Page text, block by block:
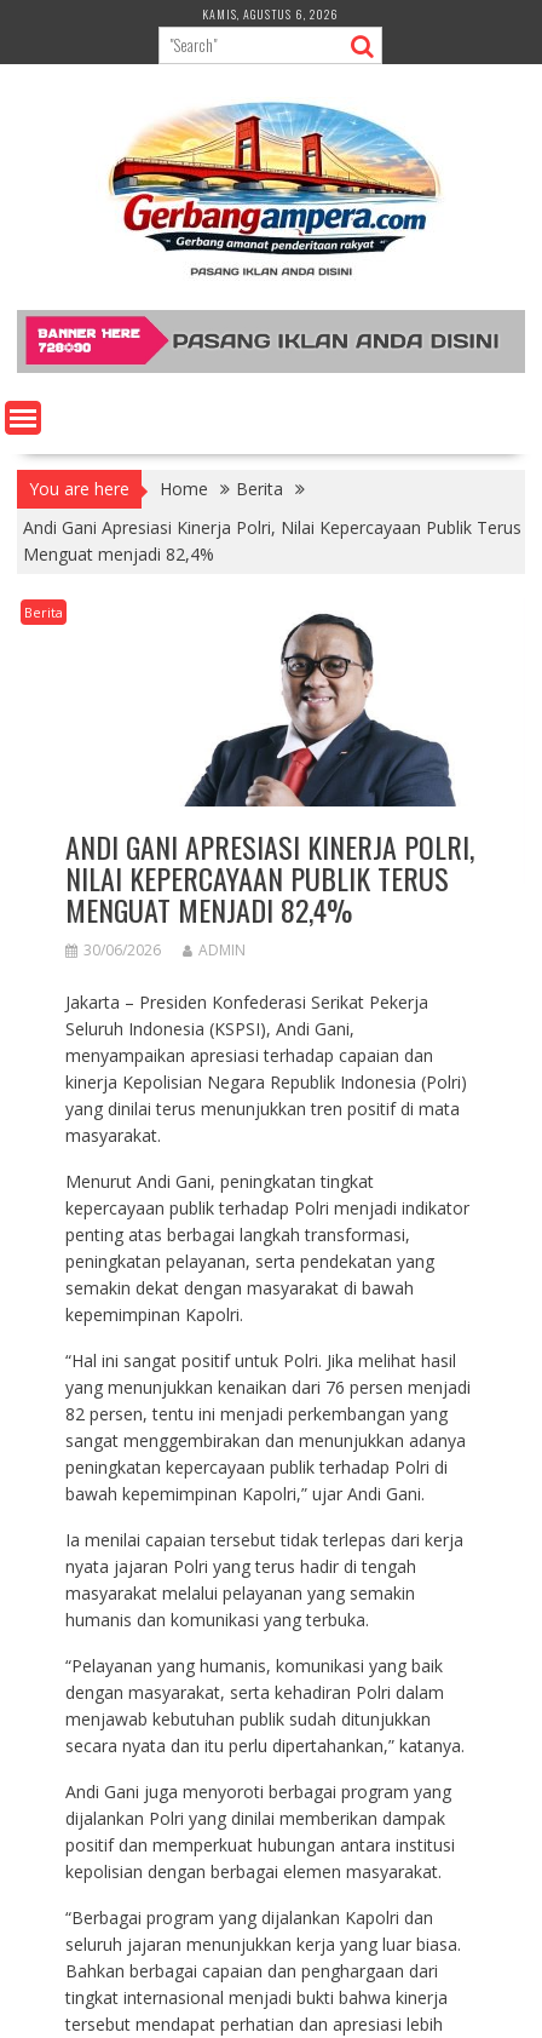
content
KAMIS, AGUSTUS 6, 2026
You are here Home
Berita
Andi Gani Apresiasi Kinerja Polri, Nilai Kepercayaan Publik Terus
Menguat menjadi 82,4%
Berita
ANDI GANI APRESIASI KINERJA POLRI,
NILAI KEPERCAYAAN PUBLIK TERUS
MENGUAT MENJADI 82,4%
30/06/2026 ADMIN
Jakarta – Presiden Konfederasi Serikat Pekerja
Seluruh Indonesia (KSPSI), Andi Gani,
menyampaikan apresiasi terhadap capaian dan
kinerja Kepolisian Negara Republik Indonesia (Polri)
yang dinilai terus menunjukkan tren positif di mata
masyarakat.
Menurut Andi Gani, peningkatan tingkat
kepercayaan publik terhadap Polri menjadi indikator
penting atas berbagai langkah transformasi,
peningkatan pelayanan, serta pendekatan yang
semakin dekat dengan masyarakat di bawah
kepemimpinan Kapolri.
“Hal ini sangat positif untuk Polri. Jika melihat hasil
yang menunjukkan kenaikan dari 76 persen menjadi
82 persen, tentu ini menjadi perkembangan yang
sangat menggembirakan dan menunjukkan adanya
peningkatan kepercayaan publik terhadap Polri di
bawah kepemimpinan Kapolri,” ujar Andi Gani.
Ia menilai capaian tersebut tidak terlepas dari kerja
nyata jajaran Polri yang terus hadir di tengah
masyarakat melalui pelayanan yang semakin
humanis dan komunikasi yang terbuka.
“Pelayanan yang humanis, komunikasi yang baik
dengan masyarakat, serta kehadiran Polri dalam
menjawab kebutuhan publik sudah ditunjukkan
secara nyata dan itu perlu dipertahankan,” katanya.
Andi Gani juga menyoroti berbagai program yang
dijalankan Polri yang dinilai memberikan dampak
positif dan memperkuat hubungan antara institusi
kepolisian dengan berbagai elemen masyarakat.
“Berbagai program yang dijalankan Kapolri dan
seluruh jajaran menunjukkan kerja yang luar biasa.
Bahkan berbagai capaian dan penghargaan dari
tingkat internasional menjadi bukti bahwa kinerja
tersebut mendapat perhatian dan apresiasi lebih